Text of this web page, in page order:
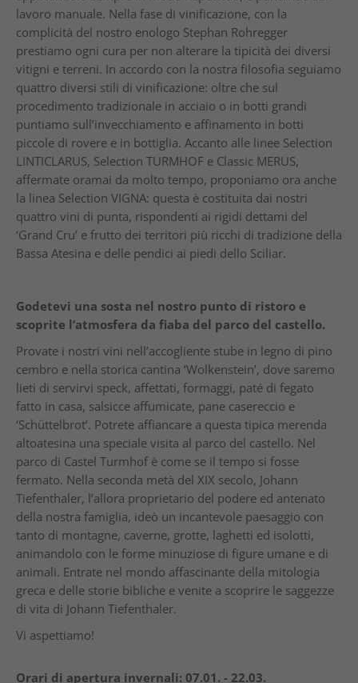
lavoro manuale. Nella fase di vinificazione, con la
complicità del nostro enologo Stephan Rohregger
prestiamo ogni cura per non alterare la tipicità dei diversi
vitigni e terreni. In accordo con la nostra filosofia seguiamo
quattro diversi stili di vinificazione: oltre che sul
procedimento tradizionale in acciaio o in botti grandi
puntiamo sull’invecchiamento e affinamento in botti
piccole di rovere e in bottiglia. Accanto alle linee Selection
LINTICLARUS, Selection TURMHOF e Classic MERUS,
affermate oramai da molto tempo, proponiamo ora anche
la linea Selection VIGNA: questa è costituita dai nostri
quattro vini di punta, rispondenti ai rigidi dettami del
‘Grand Cru’ e frutto dei territori più ricchi di tradizione della
Bassa Atesina e delle pendici ai piedi dello Sciliar.
Godetevi una sosta nel nostro punto di ristoro e
scoprite l’atmosfera da fiaba del parco del castello.
Provate i nostri vini nell’accogliente stube in legno di pino
cembro e nella storica cantina ‘Wolkenstein’, dove saremo
lieti di servirvi speck, affettati, formaggi, paté di fegato
fatto in casa, salsicce affumicate, pane casereccio e
‘Schüttelbrot’. Potrete affiancare a questa tipica merenda
altoatesina una speciale visita al parco del castello. Nel
parco di Castel Turmhof è come se il tempo si fosse
fermato. Nella seconda metà del XIX secolo, Johann
Tiefenthaler, l’allora proprietario del podere ed antenato
della nostra famiglia, ideò un incantevole paesaggio con
tanto di montagne, caverne, grotte, laghetti ed isolotti,
animandolo con le forme minuziose di figure umane e di
animali. Entrate nel mondo affascinante della mitologia
greca e delle storie bibliche e venite a scoprire le saggezze
di vita di Johann Tiefenthaler.
Vi aspettiamo!
Orari di apertura invernali: 07.01. - 22.03.